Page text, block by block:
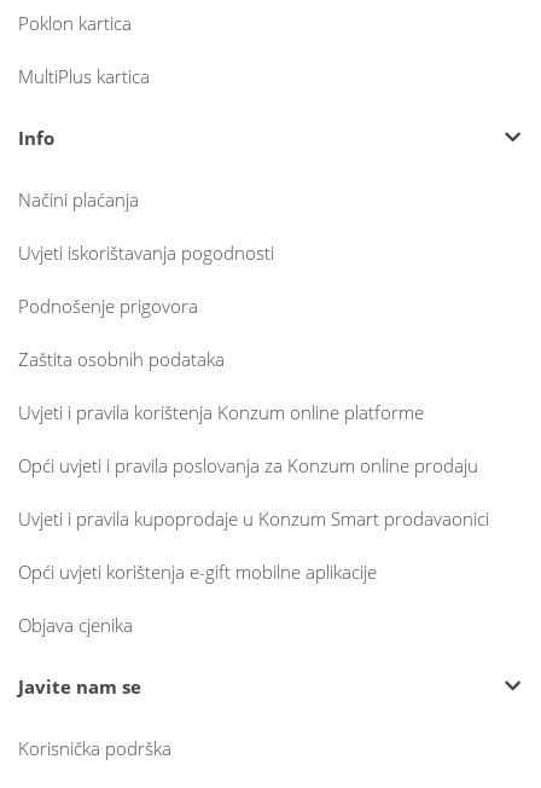
Poklon kartica
MultiPlus kartica
Info
Načini plaćanja
Uvjeti iskorištavanja pogodnosti
Podnošenje prigovora
Zaštita osobnih podataka
Uvjeti i pravila korištenja Konzum online platforme
Opći uvjeti i pravila poslovanja za Konzum online prodaju
Uvjeti i pravila kupoprodaje u Konzum Smart prodavaonici
Opći uvjeti korištenja e-gift mobilne aplikacije
Objava cjenika
Javite nam se
Korisnička podrška